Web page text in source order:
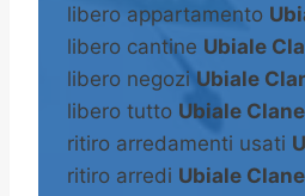
libero appartamento
libero cantine Ubiale
libero negozi Ubiale
libero tutto Ubiale
ritiro arredamenti usati
ritiro arredi Ubiale